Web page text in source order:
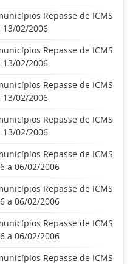
Repasse de ICMS
13/02/2006
Repasse de ICMS
13/02/2006
Repasse de ICMS
13/02/2006
Repasse de ICMS
13/02/2006
Repasse de ICMS
a 06/02/2006
Repasse de ICMS
a 06/02/2006
Repasse de ICMS
a 06/02/2006
Repasse de ICMS